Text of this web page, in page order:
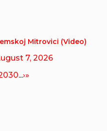
Mitrovici (Video)
7, 2026
30...›»